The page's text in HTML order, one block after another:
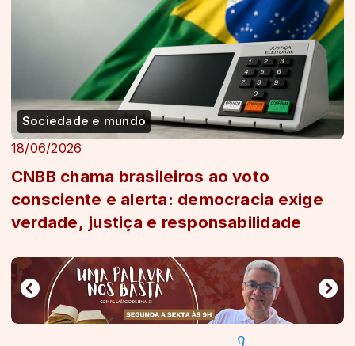
Sociedade e mundo
18/06/2026
CNBB chama brasileiros ao voto
consciente e alerta: democracia exige
verdade, justiça e responsabilidade